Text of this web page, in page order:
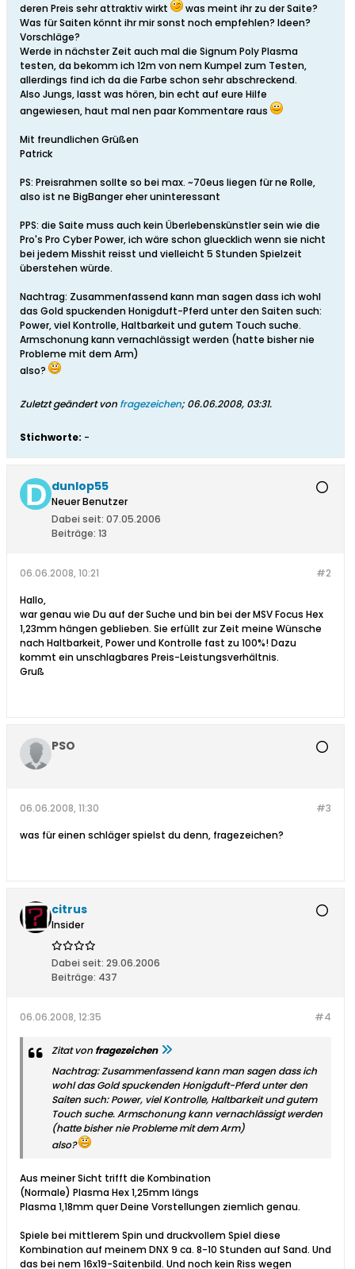
deren Preis sehr attraktiv wirkt
was meint ihr zu der Saite?
Was für Saiten könnt ihr mir sonst noch empfehlen? Ideen?
Vorschläge?
Werde in nächster Zeit auch mal die Signum Poly Plasma
testen, da bekomm ich 12m von nem Kumpel zum Testen,
allerdings find ich da die Farbe schon sehr abschreckend.
Also Jungs, lasst was hören, bin echt auf eure Hilfe
angewiesen, haut mal nen paar Kommentare raus
Mit freundlichen Grüßen
Patrick
PS: Preisrahmen sollte so bei max. ~70eus liegen für ne Rolle,
also ist ne BigBanger eher uninteressant
PPS: die Saite muss auch kein Überlebenskünstler sein wie die
Pro's Pro Cyber Power, ich wäre schon gluecklich wenn sie nicht
bei jedem Misshit reisst und vielleicht 5 Stunden Spielzeit
überstehen würde.
Nachtrag: Zusammenfassend kann man sagen dass ich wohl
das Gold spuckenden Honigduft-Pferd unter den Saiten such:
Power, viel Kontrolle, Haltbarkeit und gutem Touch suche.
Armschonung kann vernachlässigt werden (hatte bisher nie
Probleme mit dem Arm)
also?
Zuletzt geändert von fragezeichen; 06.06.2008, 03:31.
Stichworte: -
dunlop55
Neuer Benutzer
Dabei seit: 07.05.2006
Beiträge: 13
#2
06.06.2008, 10:21
Hallo,
war genau wie Du auf der Suche und bin bei der MSV Focus Hex
1,23mm hängen geblieben. Sie erfüllt zur Zeit meine Wünsche
nach Haltbarkeit, Power und Kontrolle fast zu 100%! Dazu
kommt ein unschlagbares Preis-Leistungsverhältnis.
Gruß
PSO
#3
06.06.2008, 11:30
was für einen schläger spielst du denn, fragezeichen?
citrus
Insider
Dabei seit: 29.06.2006
Beiträge: 437
#4
06.06.2008, 12:35
Zitat von fragezeichen
Nachtrag: Zusammenfassend kann man sagen dass ich
wohl das Gold spuckenden Honigduft-Pferd unter den
Saiten such: Power, viel Kontrolle, Haltbarkeit und gutem
Touch suche. Armschonung kann vernachlässigt werden
(hatte bisher nie Probleme mit dem Arm)
also?
Aus meiner Sicht trifft die Kombination
(Normale) Plasma Hex 1,25mm längs
Plasma 1,18mm quer Deine Vorstellungen ziemlich genau.
Spiele bei mittlerem Spin und druckvollem Spiel diese
Kombination auf meinem DNX 9 ca. 8-10 Stunden auf Sand. Und
das bei nem 16x19-Saitenbild. Und noch kein Riss wegen